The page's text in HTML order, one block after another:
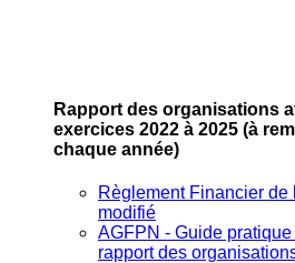
Rapport des organisations
exercices 2022 à 2025 (à
chaque année)
Règlement Financier de
modifié
AGFPN ‐ Guide
rapport des